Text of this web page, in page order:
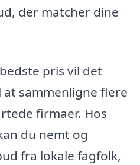
der matcher dine
pris vil det
sammenligne flere
firmaer. Hos
du nemt og
fra lokale fagfolk,